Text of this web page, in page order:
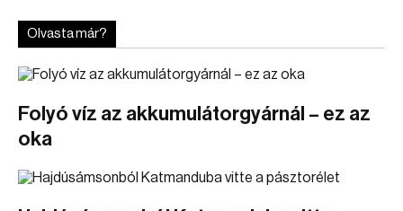
Olvasta már?
Folyó víz az akkumulátorgyárnál – ez az
oka